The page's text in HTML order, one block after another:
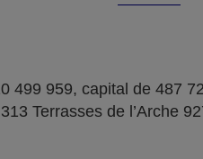
499 959, capital de 487
Terrasses de l’Arche